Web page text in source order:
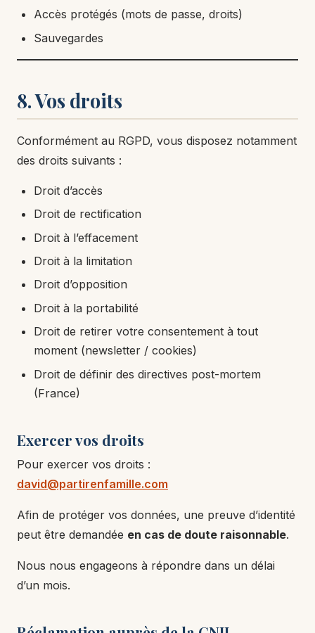
Accès protégés (mots de passe, droits)
Sauvegardes
8. Vos droits
Conformément au RGPD, vous disposez notamment
des droits suivants :
Droit d’accès
Droit de rectification
Droit à l’effacement
Droit à la limitation
Droit d’opposition
Droit à la portabilité
Droit de retirer votre consentement à tout
moment (newsletter / cookies)
Droit de définir des directives post-mortem
(France)
Exercer vos droits
Pour exercer vos droits :
david@partirenfamille.com
Afin de protéger vos données, une preuve d’identité
peut être demandée en cas de doute raisonnable.
Nous nous engageons à répondre dans un délai
d’un mois.